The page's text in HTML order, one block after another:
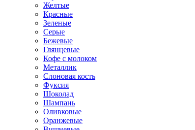
Желтые
Красные
Зеленые
Серые
Бежевые
Глянцевые
Кофе с молоком
Металлик
Слоновая кость
Фуксия
Шоколад
Шампань
Оливковые
Оранжевые